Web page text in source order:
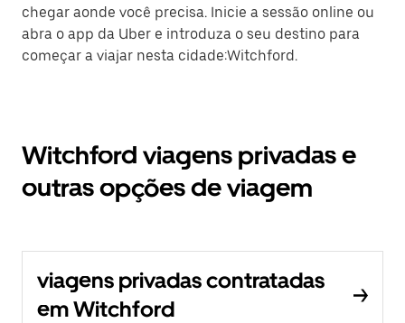
chegar aonde você precisa. Inicie a sessão online ou
abra o app da Uber e introduza o seu destino para
começar a viajar nesta cidade:Witchford.
Witchford viagens privadas e
outras opções de viagem
viagens privadas contratadas
em Witchford